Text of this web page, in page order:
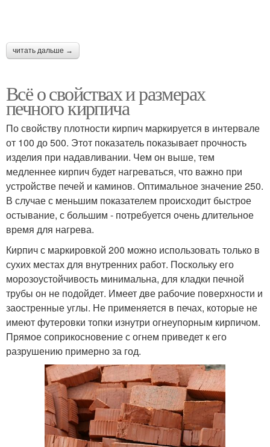
читать дальше →
Всё о свойствах и размерах
печного кирпича
По свойству плотности кирпич маркируется в интервале
от 100 до 500. Этот показатель показывает прочность
изделия при надавливании. Чем он выше, тем
медленнее кирпич будет нагреваться, что важно при
устройстве печей и каминов. Оптимальное значение 250.
В случае с меньшим показателем происходит быстрое
остывание, с большим - потребуется очень длительное
время для нагрева.
Кирпич с маркировкой 200 можно использовать только в
сухих местах для внутренних работ. Поскольку его
морозоустойчивость минимальна, для кладки печной
трубы он не подойдет. Имеет две рабочие поверхности и
заостренные углы. Не применяется в печах, которые не
имеют футеровки топки изнутри огнеупорным кирпичом.
Прямое соприкосновение с огнем приведет к его
разрушению примерно за год.